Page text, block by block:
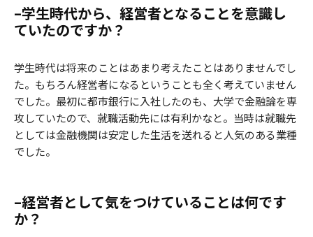
–学生時代から、経営者となることを意識し
ていたのですか？
学生時代は将来のことはあまり考えたことはありませんでし
た。もちろん経営者になるということも全く考えていません
でした。最初に都市銀行に入社したのも、大学で金融論を専
攻していたので、就職活動先には有利かなと。当時は就職先
としては金融機関は安定した生活を送れると人気のある業種
でした。
–経営者として気をつけていることは何です
か？